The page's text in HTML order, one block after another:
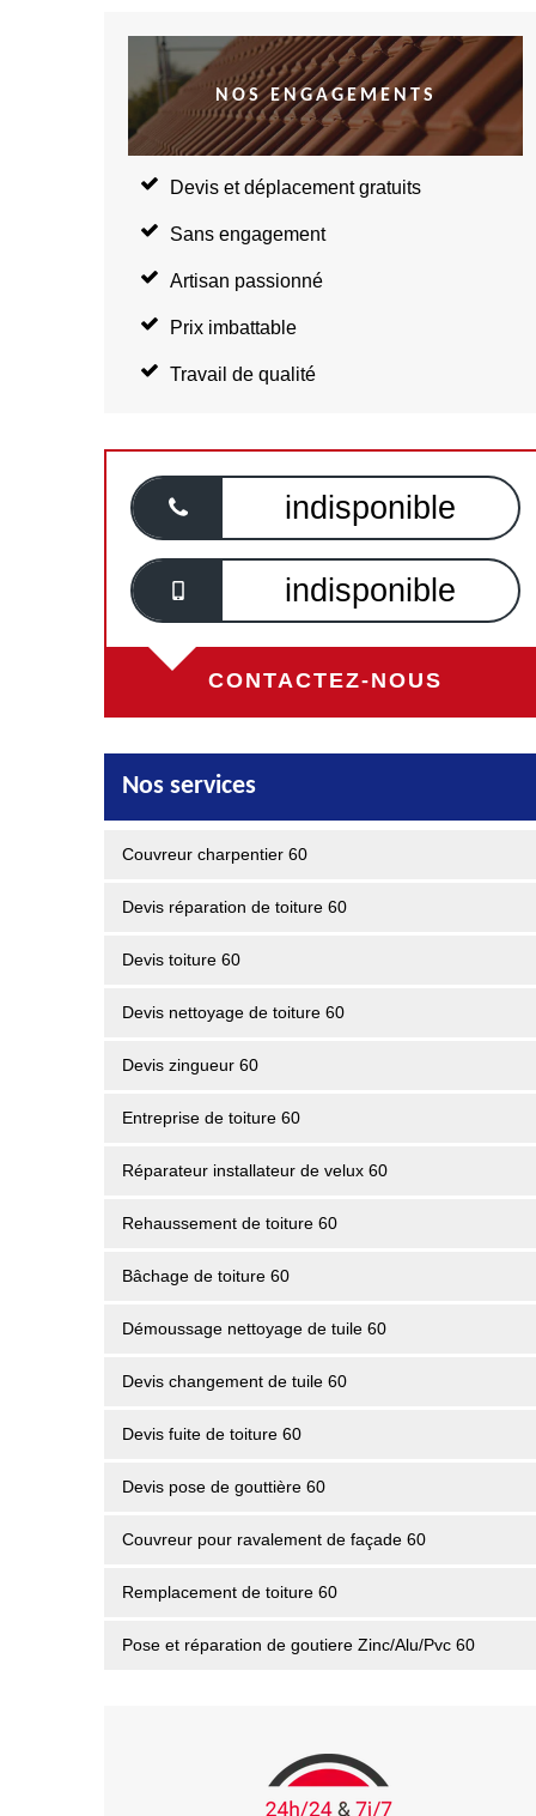
NOS ENGAGEMENTS
Devis et déplacement gratuits
Sans engagement
Artisan passionné
Prix imbattable
Travail de qualité
indisponible
indisponible
CONTACTEZ-NOUS
Nos services
Couvreur charpentier 60
Devis réparation de toiture 60
Devis toiture 60
Devis nettoyage de toiture 60
Devis zingueur 60
Entreprise de toiture 60
Réparateur installateur de velux 60
Rehaussement de toiture 60
Bâchage de toiture 60
Démoussage nettoyage de tuile 60
Devis changement de tuile 60
Devis fuite de toiture 60
Devis pose de gouttière 60
Couvreur pour ravalement de façade 60
Remplacement de toiture 60
Pose et réparation de goutiere Zinc/Alu/Pvc 60